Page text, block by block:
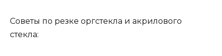
Советы по резке оргстекла и акрилового
стекла: